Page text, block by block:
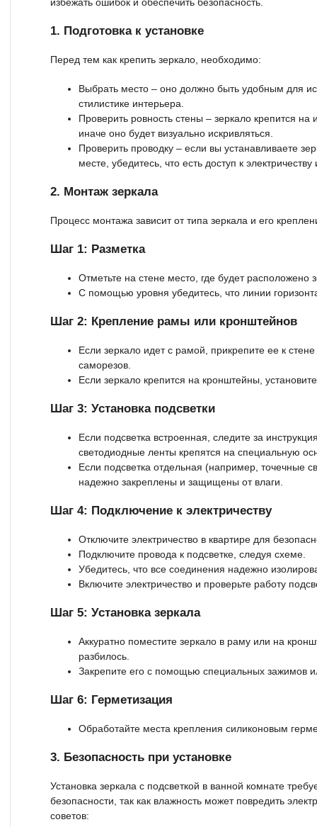
1. Подготовка к установке
Перед тем как крепить зеркало, необходимо:
Выбрать место – оно должно быть удобным для
стилистике интерьера.
Проверить ровность стены – зеркало крепится
иначе оно будет визуально искривляться.
Проверить проводку – если вы устанавливаете
месте, убедитесь, что есть доступ к
2. Монтаж зеркала
Процесс монтажа зависит от типа зеркала и его
Шаг 1: Разметка
Отметьте на стене место, где будет расположено
С помощью уровня убедитесь, что линии
Шаг 2: Крепление рамы или кронштейнов
Если зеркало идет с рамой, прикрепите ее к
саморезов.
Если зеркало крепится на кронштейны,
Шаг 3: Установка подсветки
Если подсветка встроенная, следите за
светодиодные ленты крепятся на специальную
Если подсветка отдельная (например, точечные
надежно закреплены и защищены от влаги.
Шаг 4: Подключение к электричеству
Отключите электричество в квартире для
Подключите провода к подсветке, следуя схеме.
Убедитесь, что все соединения надежно
Включите электричество и проверьте работу
Шаг 5: Установка зеркала
Аккуратно поместите зеркало в раму или на
разбилось.
Закрепите его с помощью специальных зажимов
Шаг 6: Герметизация
Обработайте места крепления силиконовым
3. Безопасность при установке
Установка зеркала с подсветкой в ванной комнате
безопасности, так как влажность может повредить
советов: